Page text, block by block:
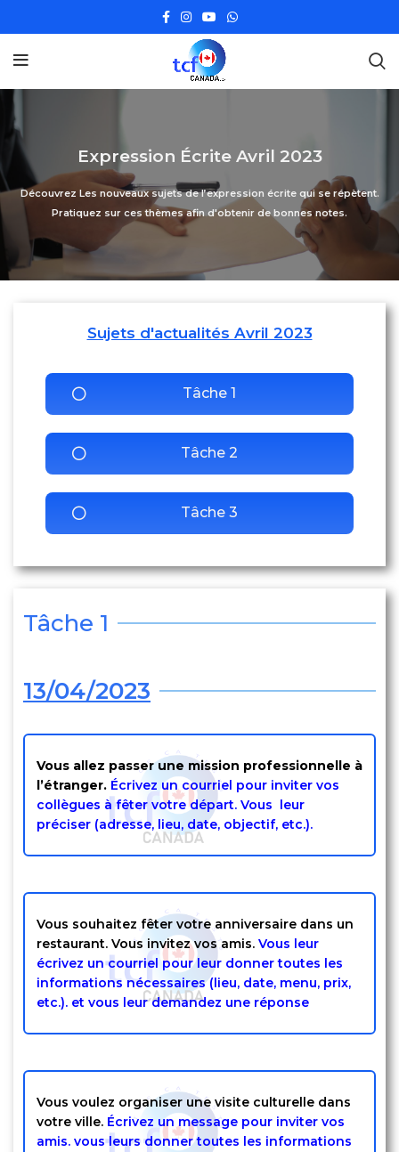
Expression Écrite Avril 2023
Découvrez Les nouveaux sujets de l’expression écrite qui se répètent.
Pratiquez sur ces thèmes afin d'obtenir de bonnes notes.
Sujets d'actualités Avril 2023
Tâche 1
Tâche 2
Tâche 3
Tâche 1
13/04/2023
Vous allez passer une mission professionnelle à
l’étranger. Écrivez un courriel pour inviter vos
collègues à fêter votre départ. Vous leur
préciser (adresse, lieu, date, objectif, etc.).
Vous souhaitez fêter votre anniversaire dans un
restaurant. Vous invitez vos amis. Vous leur
écrivez un courriel pour leur donner toutes les
informations nécessaires (lieu, date, menu, prix,
etc.). et vous leur demandez une réponse
Vous voulez organiser une visite culturelle dans
votre ville. Écrivez un message pour inviter vos
amis. vous leurs donner toutes les informations